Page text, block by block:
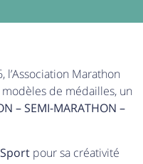
Marathon
de médailles, un
– SEMI-MARATHON –
pour sa créativité